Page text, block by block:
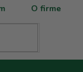
O firme